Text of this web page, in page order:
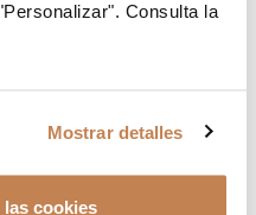
Consulta la
Mostrar detalles
cookies